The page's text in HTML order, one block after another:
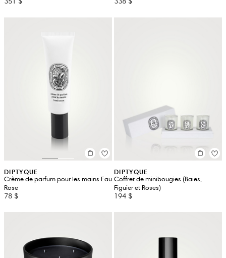
DIPTYQUE
Crème de parfum pour les mains Eau
Rose
78 $
DIPTYQUE
Coffret de minibougies (Baies,
Figuier et Roses)
194 $